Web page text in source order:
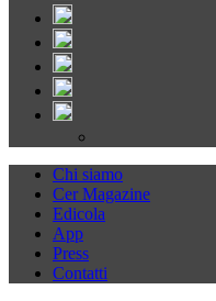
Chi siamo
Cer Magazine
Edicola
App
Press
Contatti